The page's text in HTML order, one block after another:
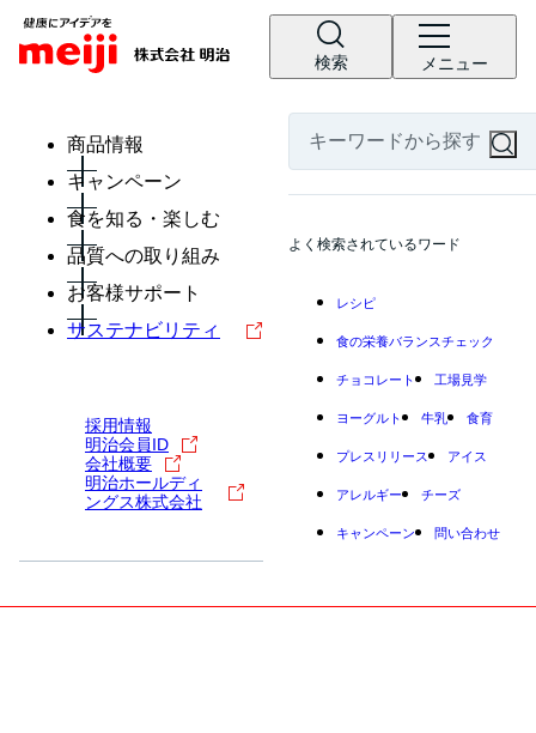
検索 メニュー
商品情報
キャンペーン
食を知る・楽しむ
品質への取り組み
お客様サポート
サステナビリティ
採用情報
明治会員ID
会社概要
明治ホールディ
ングス株式会社
よく検索されているワード
レシピ
食の栄養バランスチェック
チョコレート 工場見学
ヨーグルト 牛乳 食育
プレスリリース アイス
アレルギー チーズ
キャンペーン 問い合わせ